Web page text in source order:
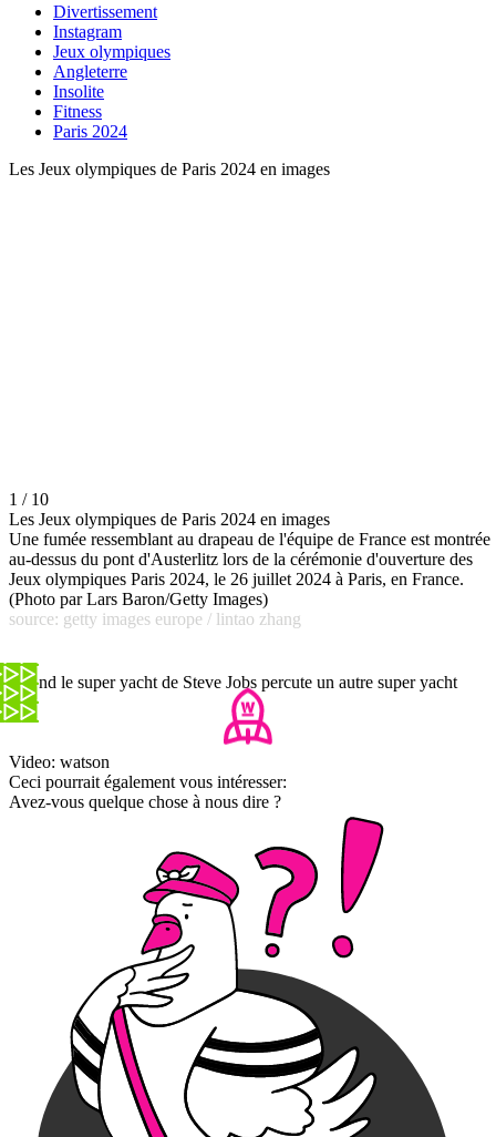
Divertissement
Instagram
Jeux olympiques
Angleterre
Insolite
Fitness
Paris 2024
Les Jeux olympiques de Paris 2024 en images
1 / 10
Les Jeux olympiques de Paris 2024 en images
Une fumée ressemblant au drapeau de l'équipe de France est montrée
au-dessus du pont d'Austerlitz lors de la cérémonie d'ouverture des
Jeux olympiques Paris 2024, le 26 juillet 2024 à Paris, en France.
(Photo par Lars Baron/Getty Images)
source: getty images europe / lintao zhang
Quand le super yacht de Steve Jobs percute un autre super yacht
Video: watson
Ceci pourrait également vous intéresser:
Avez-vous quelque chose à nous dire ?